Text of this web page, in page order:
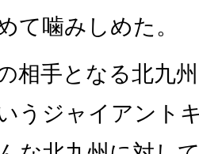
て噛みしめた。
相手となる北九
うジャイアント